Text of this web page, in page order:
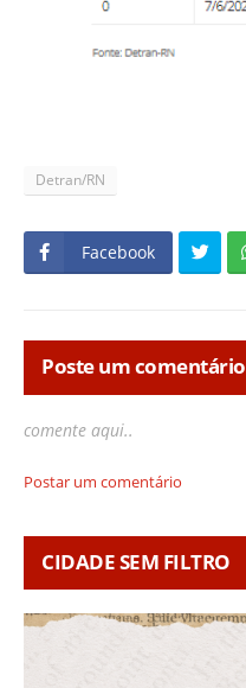
Detran/RN
Facebook
Poste um comentário
comente aqui..
Postar um comentário
CIDADE SEM FILTRO